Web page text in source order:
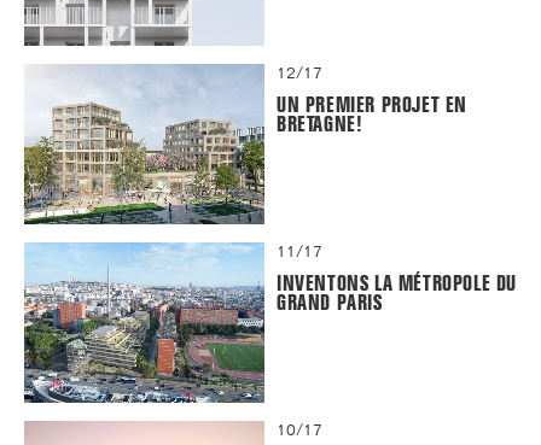
12/17
UN PREMIER PROJET EN
BRETAGNE!
11/17
INVENTONS LA MÉTROPOLE DU
GRAND PARIS
10/17